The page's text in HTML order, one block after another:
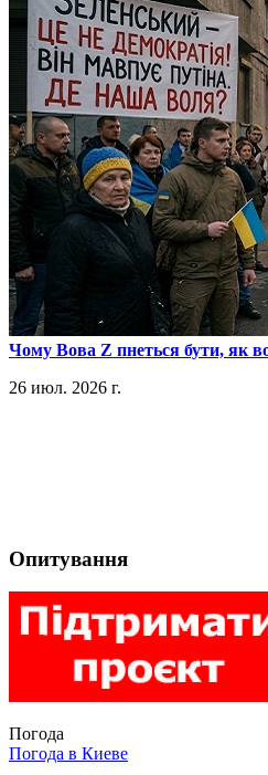
​Чому Вова Z пнеться бути, як
26 июл. 2026 г.
Опитування
Погода
Погода в Киеве